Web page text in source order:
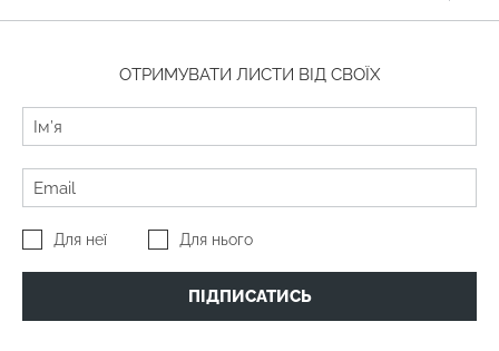
ОТРИМУВАТИ ЛИСТИ ВІД СВОЇХ
Для неї Для нього
ПІДПИСАТИСЬ